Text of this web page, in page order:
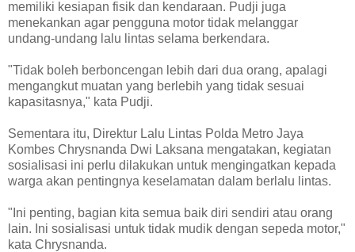
memiliki kesiapan fisik dan kendaraan. Pudji juga
menekankan agar pengguna motor tidak melanggar
undang-undang lalu lintas selama berkendara.
"Tidak boleh berboncengan lebih dari dua orang, apalagi
mengangkut muatan yang berlebih yang tidak sesuai
kapasitasnya," kata Pudji.
Sementara itu, Direktur Lalu Lintas Polda Metro Jaya
Kombes Chrysnanda Dwi Laksana mengatakan, kegiatan
sosialisasi ini perlu dilakukan untuk mengingatkan kepada
warga akan pentingnya keselamatan dalam berlalu lintas.
"Ini penting, bagian kita semua baik diri sendiri atau orang
lain. Ini sosialisasi untuk tidak mudik dengan sepeda motor,"
kata Chrysnanda.